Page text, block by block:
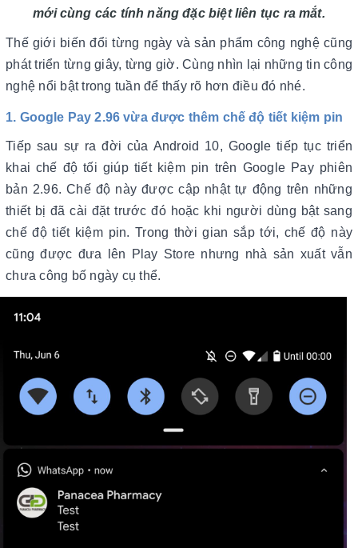
mới cùng các tính năng đặc biệt liên tục ra mắt.
Thế giới biến đổi từng ngày và sản phẩm công nghệ cũng
phát triển từng giây, từng giờ. Cùng nhìn lại những tin công
nghệ nổi bật trong tuần để thấy rõ hơn điều đó nhé.
1. Google Pay 2.96 vừa được thêm chế độ tiết kiệm pin
Tiếp sau sự ra đời của Android 10, Google tiếp tục triển
khai chế độ tối giúp tiết kiệm pin trên Google Pay phiên
bản 2.96. Chế độ này được cập nhật tự động trên những
thiết bị đã cài đặt trước đó hoặc khi người dùng bật sang
chế độ tiết kiệm pin. Trong thời gian sắp tới, chế độ này
cũng được đưa lên Play Store nhưng nhà sản xuất vẫn
chưa công bố ngày cụ thể.